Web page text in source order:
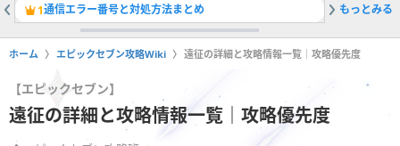
1通信エラー番号と対処方法まとめ 2最強PvE
もっとみる
ホーム エピックセブン攻略Wiki 遠征の詳細と攻略情報一覧｜攻略優先度
【エピックセブン】
遠征の詳細と攻略情報一覧｜攻略優先度